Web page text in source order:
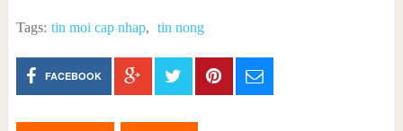
Tags: tin moi cap nhap, tin nong
FACEBOOK